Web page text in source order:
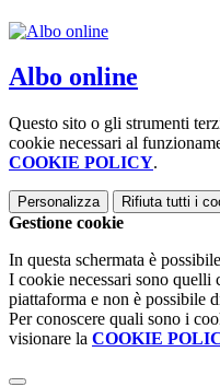
Albo online
Questo sito o gli strumenti
cookie necessari al
COOKIE POLICY.
Personalizza Rifiuta tutti i
Gestione cookie
In questa schermata è
I cookie necessari sono quelli
piattaforma e non è possibile
Per conoscere quali sono i
visionare la COOKIE